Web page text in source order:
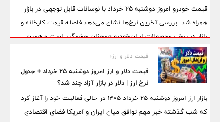
قیمت خودرو امروز دوشنبه ۲۵ خرداد با نوسانات قابل توجهی در بازار
همراه شد. بررسی آخرین نرخ‌ها نشان می‌دهد فاصله قیمت کارخانه و
بازار در برخی محصولات ایران‌خودرو همچنان چشمگیر است و همین
موضوع باعث شده خریداران و فعالان بازار با دقت بیشتری تحولات
تارا همچنان در کانون توجه بازار قرار دارند.
قیمت دلار و ارز؛
قیمت دلار و ارز امروز دوشنبه 25 خرداد + جدول
نرخ ارز | دلار در بازار آزاد چند شد؟
بازار ارز امروز دوشنبه 25 خرداد 1405 در حالی فعالیت خود را آغاز کرد
که شب گذشته خبر مهم توافق میان ایران و آمریکا فضای اقتصادی